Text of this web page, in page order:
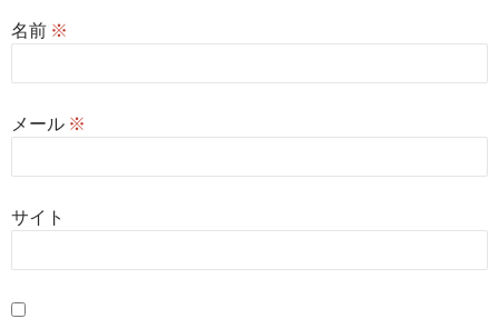
名前 ※
メール ※
サイト